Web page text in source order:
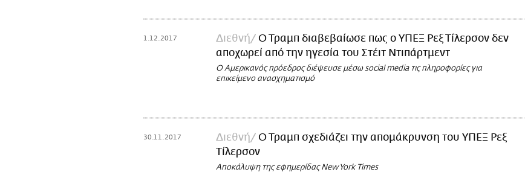
1.12.2017 Διεθνή
Ο Τραμπ διαβεβαίωσε πως ο ΥΠΕΞ Ρεξ Τίλερσον δεν
αποχωρεί από την ηγεσία του Στέιτ Ντιπάρτμεντ
Ο Αμερικανός πρόεδρος διέψευσε μέσω social media τις πληροφορίες για
επικείμενο ανασχηματισμό
30.11.2017 Διεθνή
Ο Τραμπ σχεδιάζει την απομάκρυνση του ΥΠΕΞ Ρεξ
Τίλερσον
Αποκάλυψη της εφημερίδας New York Times